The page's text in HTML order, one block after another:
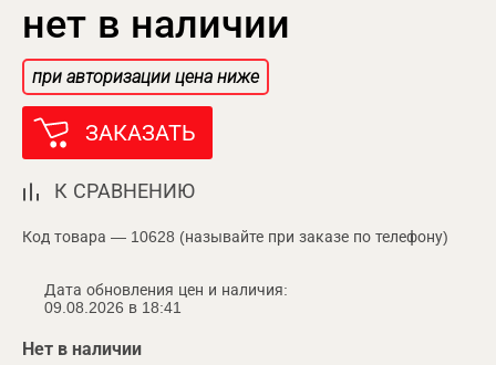
нет в наличии
при авторизации цена ниже
ЗАКАЗАТЬ
К СРАВНЕНИЮ
Код товара — 10628 (называйте при заказе по телефону)
Дата обновления цен и наличия:
09.08.2026 в 18:41
Нет в наличии